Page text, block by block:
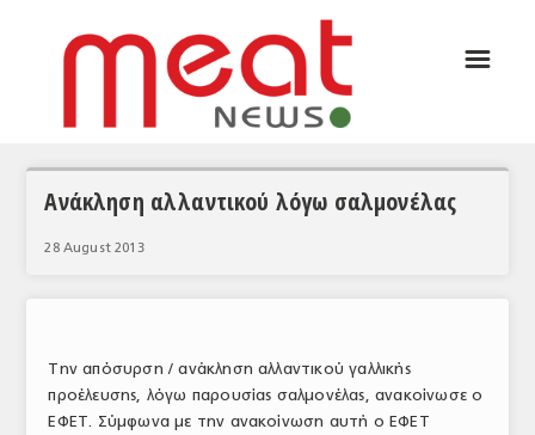
ΚΟΣΜΟΣ
ΕΙΔΗΣΕΙΣ
☰
Ανάκληση αλλαντικού λόγω σαλμονέλας
28 August 2013
Την απόσυρση / ανάκληση αλλαντικού γαλλικής
προέλευσης, λόγω παρουσίας σαλμονέλας, ανακοίνωσε ο
ΕΦΕΤ. Σύμφωνα με την ανακοίνωση αυτή ο ΕΦΕΤ